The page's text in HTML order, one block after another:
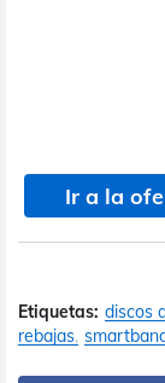
Ir a la
Etiquetas: discos
rebajas